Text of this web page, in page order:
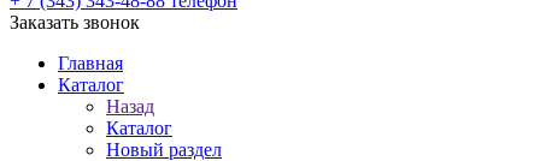
Заказать звонок
Главная
Каталог
Назад
Каталог
Новый раздел